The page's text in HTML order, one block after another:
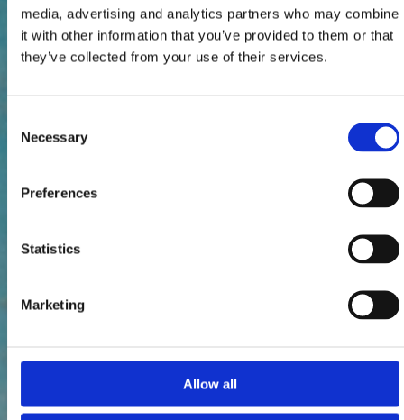
media, advertising and analytics partners who may combine
it with other information that you’ve provided to them or that
they’ve collected from your use of their services.
Selection
Necessary
Preferences
Statistics
Marketing
Allow all